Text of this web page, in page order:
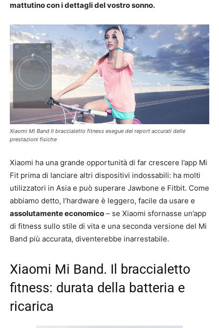
mattutino con i dettagli del vostro sonno.
Xiaomi Mi Band Il braccialetto fitness esegue dei report accurati delle
prestazioni fisiche
Xiaomi ha una grande opportunità di far crescere l’app Mi
Fit prima di lanciare altri dispositivi indossabili: ha molti
utilizzatori in Asia e può superare Jawbone e Fitbit. Come
abbiamo detto, l’hardware è leggero, facile da usare e
assolutamente economico – se Xiaomi sfornasse un’app
di fitness sullo stile di vita e una seconda versione del Mi
Band più accurata, diventerebbe inarrestabile.
Xiaomi Mi Band. Il braccialetto
fitness: durata della batteria e
ricarica